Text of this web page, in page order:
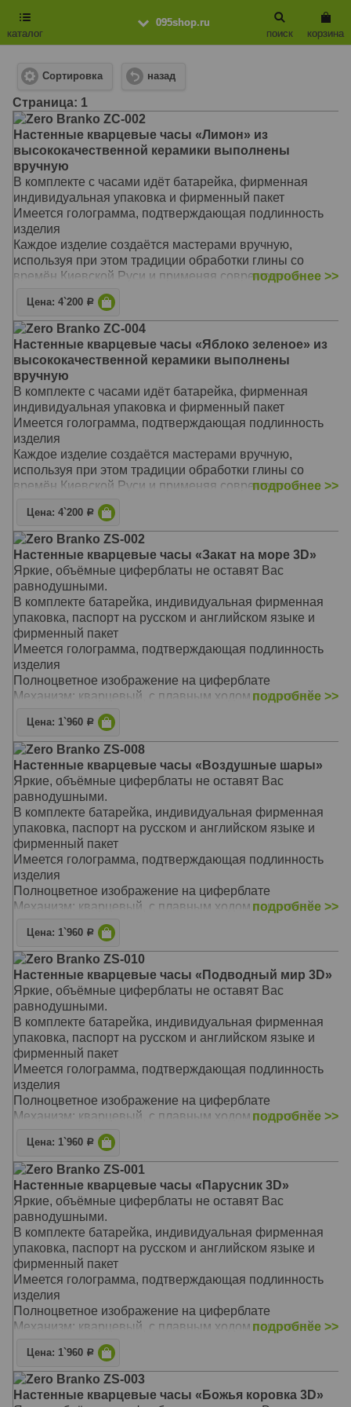
095shop.ru
каталог
корзина
поиск
Сортировка назад
Cтраница: 1
Zero Branko ZC-002
Настенные кварцевые часы «Лимон» из
высококачественной керамики выполнены
вручную
В комплекте с часами идёт батарейка, фирменная
индивидуальная упаковка и фирменный пакет
Имеется голограмма, подтверждающая подлинность
изделия
Каждое изделие создаётся мастерами вручную,
используя при этом традиции обработки глины со
времён Киевской Руси и применяя современные
технологии производства.
Керамическая коллекция Zero Branko в первую
очередь создана для уюта на кухне. Яркие овощи и
фрукты однозначно станут источником вдохновения
для создания кулинарных шедевров и, конечно,
поднимут аппетит каждому дегустатору.
Коллекция представляет модели разных форм,
размеров и цветов, поэтому каждый покупатель сможет
найти часы, которые будут подходить именно ему.
Механизм: кварцевый, с плавным ходом секундной
стрелки
Материал: Керамика ручной работы
Размер: 21 х 31,5 х 6,2 см
подробнее >>
Цена: 4`200 Р
Zero Branko ZC-004
Настенные кварцевые часы «Яблоко зеленое» из
высококачественной керамики выполнены
вручную
В комплекте с часами идёт батарейка, фирменная
индивидуальная упаковка и фирменный пакет
Имеется голограмма, подтверждающая подлинность
изделия
Каждое изделие создаётся мастерами вручную,
используя при этом традиции обработки глины со
времён Киевской Руси и применяя современные
технологии производства.
Керамическая коллекция Zero Branko в первую
очередь создана для уюта на кухне. Яркие овощи и
фрукты однозначно станут источником вдохновения
для создания кулинарных шедевров и, конечно,
поднимут аппетит каждому дегустатору.
Коллекция представляет модели разных форм,
размеров и цветов, поэтому каждый покупатель сможет
найти часы, которые будут подходить именно ему.
Механизм: кварцевый, с плавным ходом секундной
Материал: Керамика ручной работы
Размер: 27 х 23 х 7 см
подробнее >>
Цена: 4`200 Р
Zero Branko ZS-002
Настенные кварцевые часы «Закат на море 3D»
Яркие, объёмные циферблаты не оставят Вас
равнодушными.
В комплекте батарейка, индивидуальная фирменная
упаковка, паспорт на русском и английском языке и
фирменный пакет
Имеется голограмма, подтверждающая подлинность
изделия
Полноцветное изображение на циферблате
Механизм: кварцевый, с плавным ходом секундной
Материал: ЛДСП, стекло с фацетом
Размер: 39 х 39 см
подробнее >>
Цена: 1`960 Р
Zero Branko ZS-008
Настенные кварцевые часы «Воздушные шары»
Яркие, объёмные циферблаты не оставят Вас
равнодушными.
В комплекте батарейка, индивидуальная фирменная
упаковка, паспорт на русском и английском языке и
фирменный пакет
Имеется голограмма, подтверждающая подлинность
изделия
Полноцветное изображение на циферблате
Механизм: кварцевый, с плавным ходом секундной
Материал: ЛДСП, стекло с фацетом
Размер: 39 х 39 см
подробнее >>
Цена: 1`960 Р
Zero Branko ZS-010
Настенные кварцевые часы «Подводный мир 3D»
Яркие, объёмные циферблаты не оставят Вас
равнодушными.
В комплекте батарейка, индивидуальная фирменная
упаковка, паспорт на русском и английском языке и
фирменный пакет
Имеется голограмма, подтверждающая подлинность
изделия
Полноцветное изображение на циферблате
Механизм: кварцевый, с плавным ходом секундной
Материал: ЛДСП, стекло с фацетом
Размер: 39 х 39 см
подробнее >>
Цена: 1`960 Р
Zero Branko ZS-001
Настенные кварцевые часы «Парусник 3D»
Яркие, объёмные циферблаты не оставят Вас
равнодушными.
В комплекте батарейка, индивидуальная фирменная
упаковка, паспорт на русском и английском языке и
фирменный пакет
Имеется голограмма, подтверждающая подлинность
изделия
Полноцветное изображение на циферблате
Механизм: кварцевый, с плавным ходом секундной
Материал: ЛДСП, стекло с фацетом
Размер: 39 х 39 см
подробнее >>
Цена: 1`960 Р
Zero Branko ZS-003
Настенные кварцевые часы «Божья коровка 3D»